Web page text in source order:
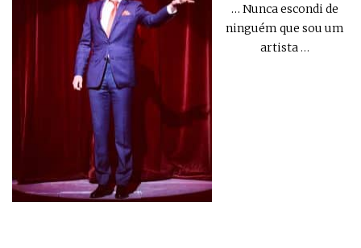
… Nunca escondi de
ninguém que sou um
artista…